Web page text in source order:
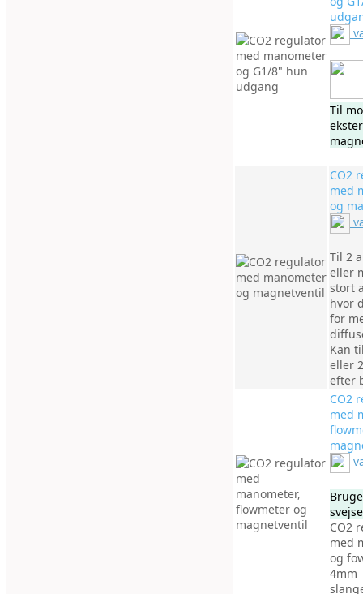
Til
CO2
med
og
Til 2
eller
stort
hvor
for
Kan
eller
efter
CO2
med
CO2
med
og
4mm